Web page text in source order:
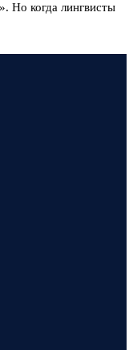
Но когда лингвисты